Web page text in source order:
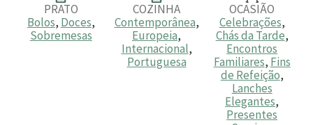
PRATO
Bolos, Doces,
Sobremesas
COZINHA
Contemporânea,
Europeia,
Internacional,
Portuguesa
OCASIÃO
Celebrações,
Chás da Tarde,
Encontros
Familiares, Fins
de Refeição,
Lanches
Elegantes,
Presentes